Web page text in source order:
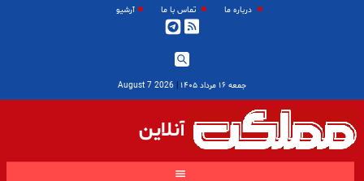
درباره ما تماس با ما آرشیو
جمعه ۱۶ مرداد ۱۴۰۵ |
2026 August 7
آنلاین